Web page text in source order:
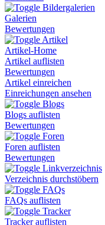
Bildergalerien
Galerien
Bewertungen
Artikel
Artikel-Home
Artikel auflisten
Bewertungen
Artikel einreichen
Einreichungen ansehen
Blogs
Blogs auflisten
Bewertungen
Foren
Foren auflisten
Bewertungen
Linkverzeichnis
Verzeichnis durchstöbern
FAQs
FAQs auflisten
Tracker
Tracker auflisten